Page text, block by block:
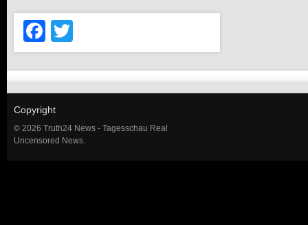
Facebook
Copyright
© 2026 Truth24 News - Tagesschau Real
Uncensored News.